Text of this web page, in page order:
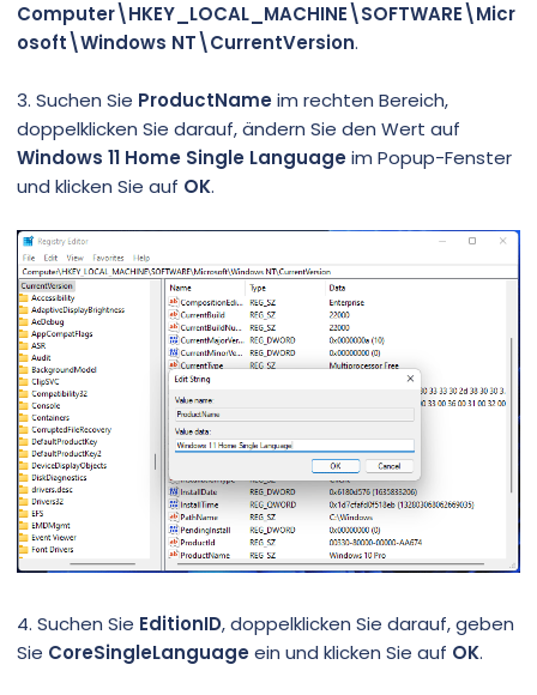
Computer\HKEY_LOCAL_MACHINE\SOFTWARE\Micr
osoft\Windows NT\CurrentVersion.
3. Suchen Sie ProductNameim rechten Bereich,
doppelklicken Sie darauf, ändern Sie den Wert auf
Windows 11 Home Single Languageim Popup-Fenster
und klicken Sie auf OK.
4. Suchen Sie EditionID, doppelklicken Sie darauf, geben
Sie CoreSingleLanguageein und klicken Sie auf OK.